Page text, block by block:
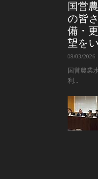
国営
の皆
備・
望を
08/03/2026
国営農業
利...